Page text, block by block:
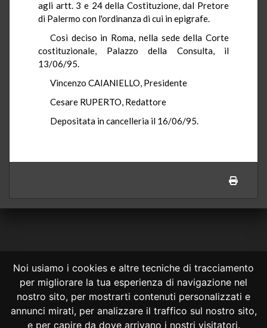
Noi usiamo i cookies e altre tecniche di tracciamento
per migliorare la tua esperienza di navigazione nel
nostro sito, per mostrarti contenuti personalizzati e
annunci mirati, per analizzare il traffico sul nostro sito,
e per capire da dove arrivano i nostri visitatori.
agli artt. 3 e 24 della Costituzione, dal Pretore
di Palermo con l'ordinanza di cui in epigrafe.
Così deciso in Roma, nella sede della Corte
costituzionale, Palazzo della Consulta, il
13/06/95.
Vincenzo CAIANIELLO, Presidente
Cesare RUPERTO, Redattore
Depositata in cancelleria il 16/06/95.
CONSULTA ONLINE DAL 1995 -NOTE LEGALI
Consulta OnLine non ha prodotto e non è responsabile per i contenuti e
le informazioni legali di siti collegati.